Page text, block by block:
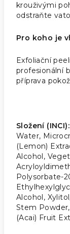
krouživými
odstraňte
Pro koho je
Exfoliační
profesionální
příprava
Složení
Water,
(Lemon)
Alcohol,
Polysorbate-
Alcohol,
Stem
(Acai) Fruit